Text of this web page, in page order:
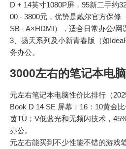
D + 14英寸1080P屏，95新二手约
00 - 3800元，优势是戴尔官方保修
SB - A×HDMI），适合日常办公/网
3、扬天系列及小新青春版（如
务办公。
3000左右的笔记本电
元左右笔记本电脑性价比排行（
Book D 14 SE 屏幕：16：10黄金
茵TÜ；V低蓝光和无频闪技术，
办公。
元左右能买到不少性能不错的游戏